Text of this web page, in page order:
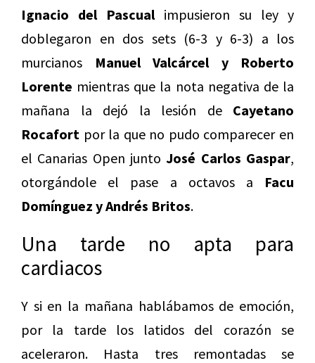
Ignacio del Pascual impusieron su ley y
doblegaron en dos sets (6-3 y 6-3) a los
murcianos Manuel Valcárcel y Roberto
Lorente mientras que la nota negativa de la
mañana la dejó la lesión de Cayetano
Rocafort por la que no pudo comparecer en
el Canarias Open juntoJosé Carlos Gaspar,
otorgándole el pase a octavos a Facu
Domínguez y Andrés Britos.
Una tarde no apta para
cardiacos
Y si en la mañana hablábamos de emoción,
por la tarde los latidos del corazón se
aceleraron. Hasta tres remontadas se